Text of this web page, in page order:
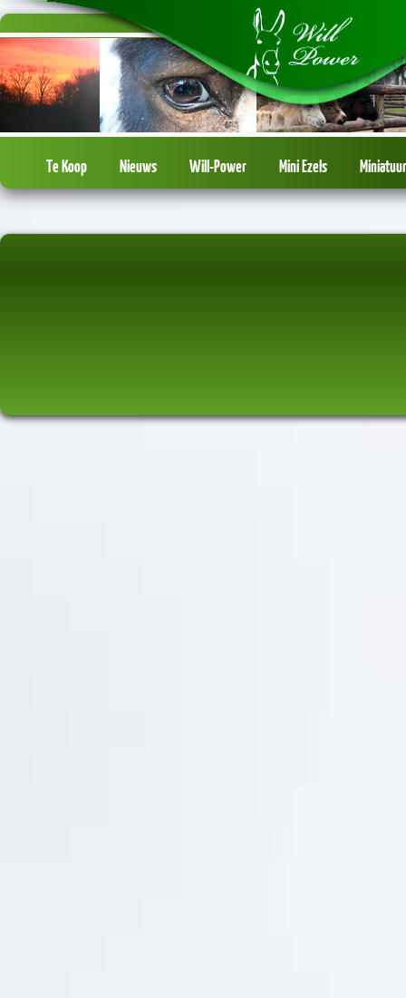
Te Koop Nieuws Will-Power Mini Ezels